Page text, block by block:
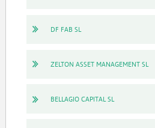
DF FAB SL
ZELTON ASSET MANAGEMENT SL
BELLAGIO CAPITAL SL